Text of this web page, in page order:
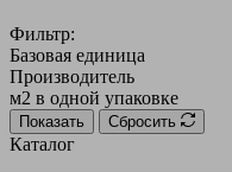
Фильтр:
Базовая единица
Производитель
м2 в одной упаковке
Показать Сбросить
Каталог